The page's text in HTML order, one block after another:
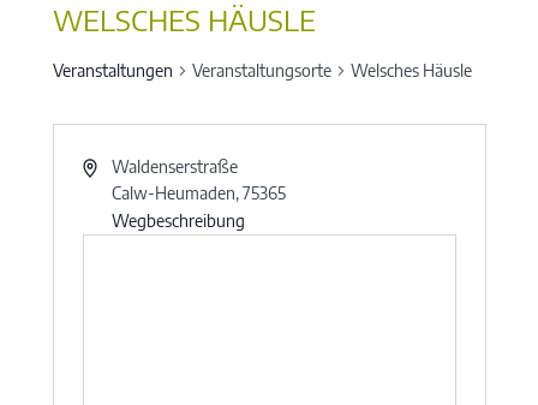
WELSCHES HÄUSLE
Veranstaltungen Veranstaltungsorte Welsches Häusle
Waldenserstraße
Calw-Heumaden,75365
Wegbeschreibung